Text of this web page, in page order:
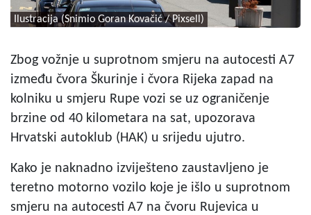
Ilustracija (Snimio Goran Kovačić / Pixsell)
Zbog vožnje u suprotnom smjeru na autocesti A7
između čvora Škurinje i čvora Rijeka zapad na
kolniku u smjeru Rupe vozi se uz ograničenje
brzine od 40 kilometara na sat, upozorava
Hrvatski autoklub (HAK) u srijedu ujutro.
Kako je naknadno izviješteno zaustavljeno je
teretno motorno vozilo koje je išlo u suprotnom
smjeru na autocesti A7 na čvoru Rujevica u